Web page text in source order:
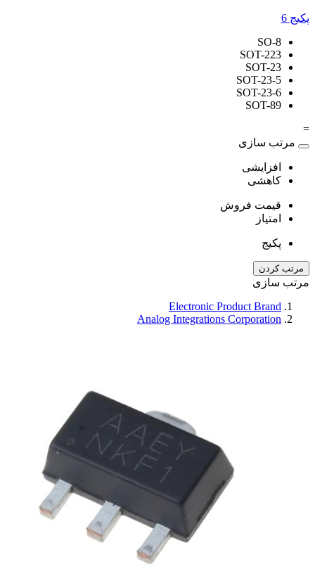
پکیج 6
SO-8
SOT-223
SOT-23
SOT-23-5
SOT-23-6
SOT-89
=
مرتب سازی
افزایشی
کاهشی
قیمت فروش
امتیاز
پکیج
مرتب کردن
مرتب سازی
Electronic Product Brand
Analog Integrations Corporation